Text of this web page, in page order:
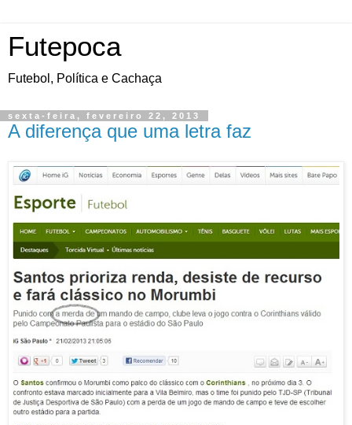
Futepoca
Futebol, Política e Cachaça
sexta-feira, fevereiro 22, 2013
A diferença que uma letra faz